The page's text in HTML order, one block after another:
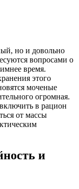
но и довольно
вопросами о
время.
этого
моченые
огромная.
в рацион
от массы
и